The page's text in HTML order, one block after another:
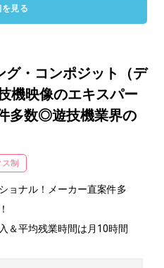
見る
グ・コンポジット（デ
機映像のエキスパー
多数◎遊技機業界の
制
ョナル！メーカー直案件多
＆平均残業時間は月10時間